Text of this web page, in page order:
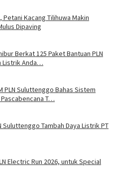
Kacang Tilihuwa Makin
Dipaving
Berkat 125 Paket Bantuan PLN
Listrik Anda…
PLN Suluttenggo Bahas Sistem
T…
Tambah Daya Listrik PT
Electric Run 2026, untuk Special